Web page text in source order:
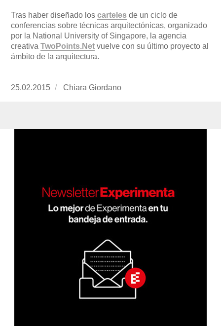
Tras haber diseñado loscarteles de un ciclo de
conferencias sobre técnicas arquitectónicas, organizado
por la National University of Singapore, la agencia
creativaTwoPoints.Net vuelve con su último proyecto al
ámbito de la arquitectura.
Publicado
25.02.2015
https://www.experimenta.es/author/chiara-
Chiara Giordano